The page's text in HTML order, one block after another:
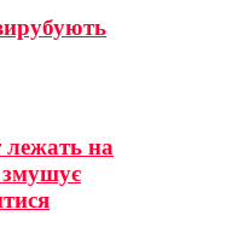
на
змушує